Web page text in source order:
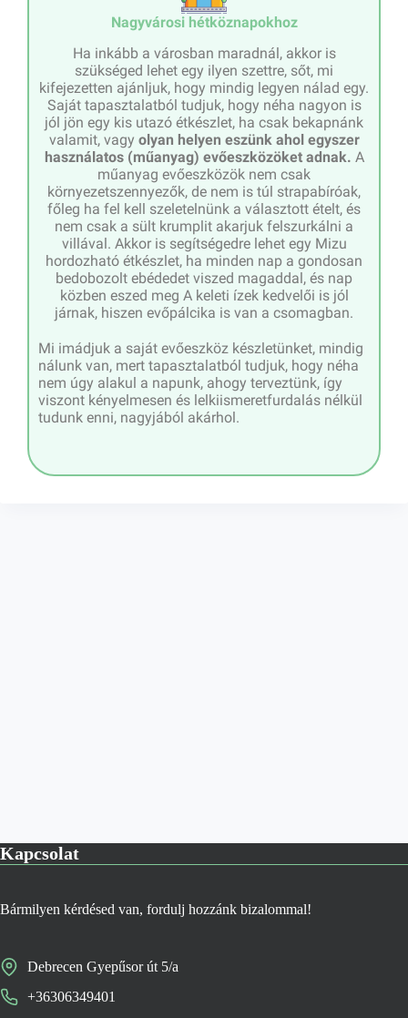
Nagyvárosi hétköznapokhoz
Ha inkább a városban maradnál, akkor is
szükséged lehet egy ilyen szettre, sőt, mi
kifejezetten ajánljuk, hogy mindig legyen nálad egy.
Saját tapasztalatból tudjuk, hogy néha nagyon is
jól jön egy kis utazó étkészlet, ha csak bekapnánk
valamit, vagy olyan helyen eszünk ahol egyszer
használatos (műanyag) evőeszközöket adnak. A
műanyag evőeszközök nem csak
környezetszennyezők, de nem is túl strapabíróak,
főleg ha fel kell szeletelnünk a választott ételt, és
nem csak a sült krumplit akarjuk felszurkálni a
villával. Akkor is segítségedre lehet egy Mizu
hordozható étkészlet, ha minden nap a gondosan
bedobozolt ebédedet viszed magaddal, és nap
közben eszed meg A keleti ízek kedvelői is jól
járnak, hiszen evőpálcika is van a csomagban.
Mi imádjuk a saját evőeszköz készletünket, mindig
nálunk van, mert tapasztalatból tudjuk, hogy néha
nem úgy alakul a napunk, ahogy terveztünk, így
viszont kényelmesen és lelkiismeretfurdalás nélkül
tudunk enni, nagyjából akárhol.
Kapcsolat
Bármilyen kérdésed van, fordulj hozzánk bizalommal!
Debrecen Gyepűsor út 5/a
+36306349401